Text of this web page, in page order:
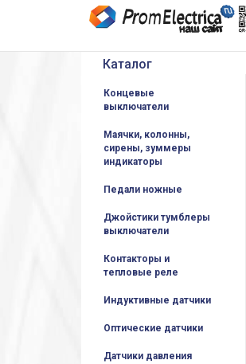
Каталог
Концевые
выключатели
Маячки, колонны,
сирены, зуммеры
индикаторы
Педали ножные
Джойстики тумблеры
выключатели
Контакторы и
тепловые реле
Индуктивные датчики
Оптические датчики
Датчики давления